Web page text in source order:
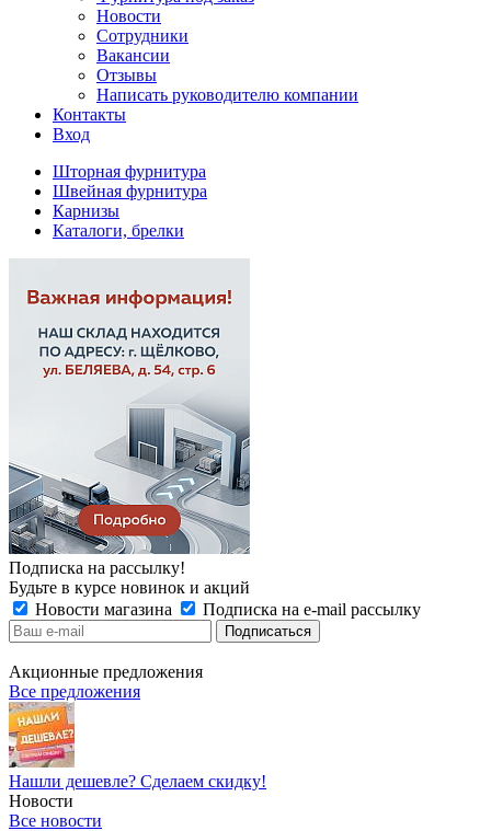
Новости
Сотрудники
Вакансии
Отзывы
Написать руководителю компании
Контакты
Вход
Шторная фурнитура
Швейная фурнитура
Карнизы
Каталоги, брелки
Подписка на рассылку!
Будьте в курсе новинок и акций
Новости магазина
Подписка на e-mail рассылку
Акционные предложения
Все предложения
Нашли дешевле? Сделаем скидку!
Новости
Все новости